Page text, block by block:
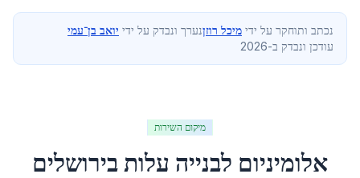
נכתב ותוחקר על ידי מיכל רוזןנערך ונבדק על ידי יואב בן־עמי
עודכן ונבדק ב-2026
מיקום השירות
אלומיניום לבנייה עלות בירושלים